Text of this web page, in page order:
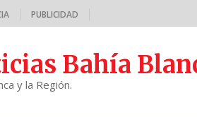
PUBLICIDAD
Bahía
y la Región.